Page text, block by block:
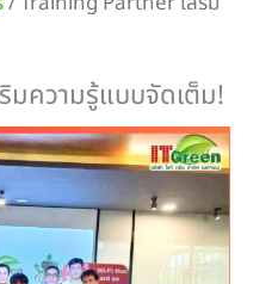
ความรู้แบบจัดเต็ม!